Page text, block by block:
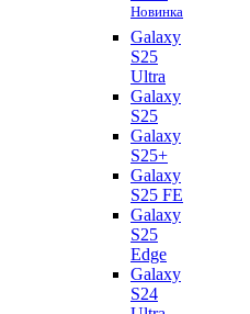
Новинка
Galaxy
S25
Ultra
Galaxy
S25
Galaxy
S25+
Galaxy
S25 FE
Galaxy
S25
Edge
Galaxy
S24